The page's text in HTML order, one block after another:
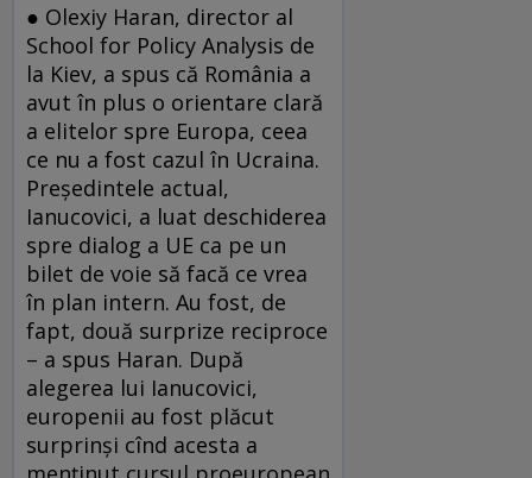
● Olexiy Haran, director al
School for Policy Analysis de
la Kiev, a spus că România a
avut în plus o orientare clară
a elitelor spre Europa, ceea
ce nu a fost cazul în Ucraina.
Preşedintele actual,
Ianucovici, a luat deschiderea
spre dialog a UE ca pe un
bilet de voie să facă ce vrea
în plan intern. Au fost, de
fapt, două surprize reciproce
– a spus Haran. După
alegerea lui Ianucovici,
europenii au fost plăcut
surprinşi cînd acesta a